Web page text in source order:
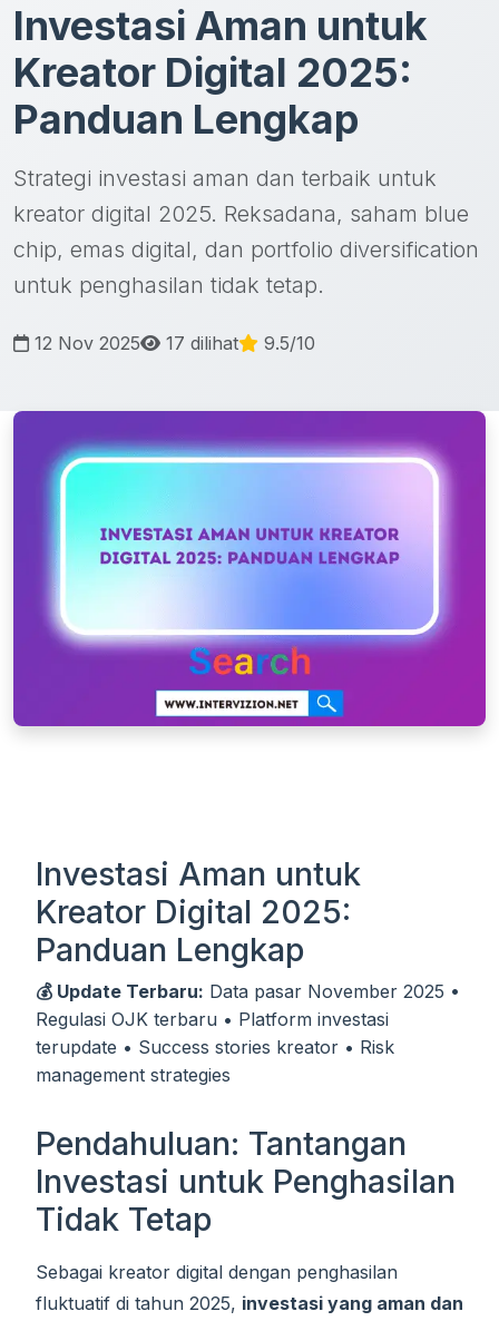
Investasi Aman untuk
Kreator Digital 2025:
Panduan Lengkap
Strategi investasi aman dan terbaik untuk
kreator digital 2025. Reksadana, saham blue
chip, emas digital, dan portfolio diversification
untuk penghasilan tidak tetap.
12 Nov 2025 17 dilihat 9.5/10
Investasi Aman untuk
Kreator Digital 2025:
Panduan Lengkap
💰 Update Terbaru: Data pasar November 2025 •
Regulasi OJK terbaru • Platform investasi
terupdate • Success stories kreator • Risk
management strategies
Pendahuluan: Tantangan
Investasi untuk Penghasilan
Tidak Tetap
Sebagai kreator digital dengan penghasilan
fluktuatif di tahun 2025, investasi yang aman dan